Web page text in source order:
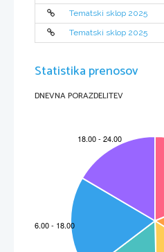
Tematski sklop 2025
Tematski sklop 2025
Statistika prenosov
DNEVNA PORAZDELITEV